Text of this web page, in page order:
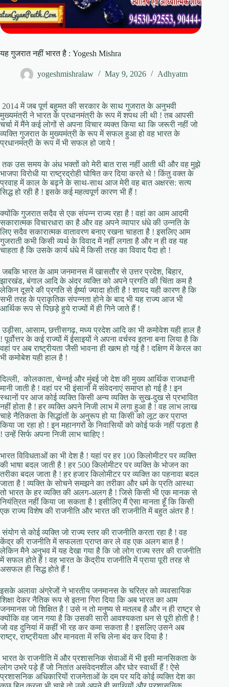
यह गुजरात नहीं भारत है : Yogesh Mishra
yogeshmishralaw May 9, 2026 Adhyatm
2014 में जब पूर्ण बहुमत की सरकार के साथ गुजरात के अनुभवी
मुख्यमंत्री ने भारत के प्रधानमंत्री के रूप में शपथ ली थी ! तब आपसी
चर्चा में मैंने कई लोगों से अपना विचार व्यक्त किया था कि जरूरी नहीं जो
व्यक्ति गुजरात के मुख्यमंत्री के रूप में सफल हुआ हो वह भारत के
प्रधानमंत्री के रूप में भी सफल हो जाये !
तक उस समय के अंध भक्तों को मेरी बात रास नहीं आती थी और वह मुझे
भाजपा विरोधी या राष्ट्रद्रोही घोषित कर दिया करते थे ! किंतु वक्त के
प्रवाह में काल के बढ़ने के साथ-साथ आज मेरी वह बात अक्षरस: सत्य
सिद्ध हो रही है ! इसके कई महत्वपूर्ण कारण भी हैं !
क्योंकि गुजरात सदैव से एक संपन्न राज्य रहा है ! वहां का आम आदमी
सकारात्मक विचारधारा का है और वह अपने व्यापार धंधे की उन्नति के
लिए सदैव सकारात्मक वातावरण बनाए रखना चाहता है ! इसलिए आम
गुजराती कभी किसी व्यर्थ के विवाद में नहीं लगता है और न ही वह यह
चाहता है कि उसके कार्य धंधे में किसी तरह का विवाद पैदा हो !
जबकि भारत के आम जनमानस में खासतौर से उत्तर प्रदेश, बिहार,
झारखंड, बंगाल आदि के अंदर व्यक्ति को अपने प्रगति की चिंता कम है
लेकिन दूसरे की प्रगति से ईर्ष्या ज्यादा होती है ! शायद यही कारण है कि
सभी तरह के प्राकृतिक संपन्नता होने के बाद भी यह राज्य आज भी
आर्थिक रूप से पिछड़े हुये राज्यों में ही गिने जाते हैं !
उड़ीसा, आसाम, छत्तीसगढ़, मध्य प्रदेश आदि का भी कमोवेश यही हाल है
! पूर्वोत्तर के कई राज्यों में ईसाइयों ने अपना वर्चस्व इतना बना लिया है कि
वहां पर अब राष्ट्रीयता जैसी भावना ही खत्म हो गई है ! दक्षिण में केरल का
भी कमोबेश यही हाल है !
दिल्ली, कोलकाता, चेन्नई और मुंबई जो देश की मुख्य आर्थिक राजधानी
मानी जाती है ! वहां पर भी इंसानों में संवेदनाएं समाप्त हो गई है ! इन
स्थानों पर आज कोई व्यक्ति किसी अन्य व्यक्ति के सुख-दुख से प्रभावित
नहीं होता है ! हर व्यक्ति अपने निजी लाभ में लगा हुआ है ! वह लाभ लाख
चाहे नैतिकता के सिद्धांतों के अनुरूप हो या किसी को लूट कर प्राप्त
किया जा रहा हो ! इन महानगरों के निवासियों को कोई फर्क नहीं पड़ता है
! उन्हें सिर्फ अपना निजी लाभ चाहिए !
भारत विविधताओं का भी देश है ! यहां पर हर 100 किलोमीटर पर व्यक्ति
की भाषा बदल जाती है ! हर 500 किलोमीटर पर व्यक्ति के भोजन का
तरीका बदल जाता है ! हर हजार किलोमीटर पर व्यक्ति का पहनावा बदल
जाता है ! व्यक्ति के सोचने समझने का तरीका और धर्म के प्रति आस्था
तो भारत के हर व्यक्ति की अलग-अलग है ! जिसे किसी भी एक मानक से
नियंत्रित नहीं किया जा सकता है ! इसीलिए मैं ऐसा मानता हूँ कि किसी
एक राज्य विशेष की राजनीति और भारत की राजनीति में बहुत अंतर है !
संयोग से कोई व्यक्ति जो राज्य स्तर की राजनीति करता रहा है ! वह
केंद्र की राजनीति में सफलता प्राप्त कर ले वह एक अलग बात है !
लेकिन मैने अनुभव में यह देखा गया है कि जो लोग राज्य स्तर की राजनीति
में सफल होते हैं ! वह भारत के केंद्रीय राजनीति में प्राया पूरी तरह से
असफल ही सिद्ध होते हैं !
इसके अलावा अंग्रेजों ने भारतीय जनमानस के चरित्र को व्यवसायिक
शिक्षा देकर नैतिक रूप से इतना गिरा दिया कि अब भारत का आम
जनमानस जो शिक्षित है ! उसे न तो मनुष्य से मतलब है और न ही राष्ट्र से
क्योंकि वह जान गया है कि उसकी सारी आवश्यकता धन से पूरी होती है !
जो वह दुनियां में कहीं भी रह कर कमा सकता है ! इसलिए उसने अब
राष्ट्र, राष्ट्रीयता और मानवता में रुचि लेना बंद कर दिया है !
भारत के राजनीति में और प्रशासनिक सेवाओं में भी इसी मानसिकता के
लोग उभरे पड़े हैं जो नितांत असंवेदनशील और घोर स्वार्थी हैं ! ऐसे
प्रशासनिक अधिकारियों राजनेताओं के दम पर यदि कोई व्यक्ति देश का